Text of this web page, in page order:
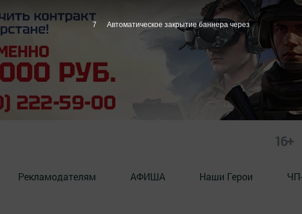
16+
Рекламодателям АФИША Наши Герои
6 Автоматическое закрытие баннера через